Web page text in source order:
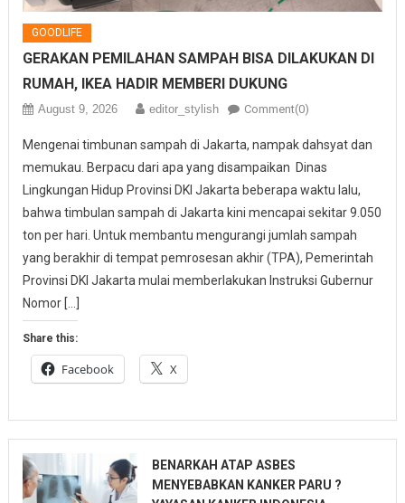
GOODLIFE
GERAKAN PEMILAHAN SAMPAH BISA DILAKUKAN DI
RUMAH, IKEA HADIR MEMBERI DUKUNG
August 9, 2026 editor_stylish Comment(0)
Mengenai timbunan sampah di Jakarta, nampak dahsyat dan
memukau. Berpacu dari apa yang disampaikan Dinas
Lingkungan Hidup Provinsi DKI Jakarta beberapa waktu lalu,
bahwa timbulan sampah di Jakarta kini mencapai sekitar 9.050
ton per hari. Untuk membantu mengurangi jumlah sampah
yang berakhir di tempat pemrosesan akhir (TPA), Pemerintah
Provinsi DKI Jakarta mulai memberlakukan Instruksi Gubernur
Nomor […]
Share this:
Facebook X
BENARKAH ATAP ASBES
MENYEBABKAN KANKER PARU ?